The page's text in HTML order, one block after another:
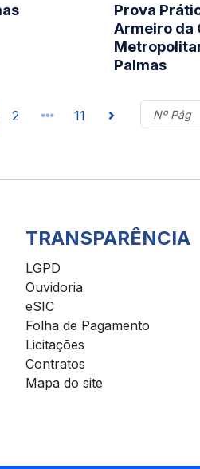
Prova
Armeiro da
Palmas
2 11
TRANSPARÊNCIA
LGPD
Ouvidoria
eSIC
Folha de Pagamento
Licitações
Contratos
Mapa do site